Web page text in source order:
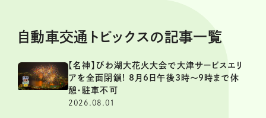
自動車交通トピックスの記事一覧
【名神】びわ湖大花火大会で大津サービスエリ
アを全面閉鎖! 8月6日午後3時～9時まで休
憩・駐車不可
2026.08.01